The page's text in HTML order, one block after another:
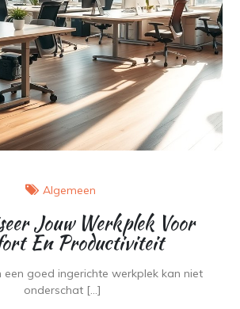
Algemeen
Jouw Werkplek Voor
En Productiviteit
een goed ingerichte werkplek kan niet
onderschat […]